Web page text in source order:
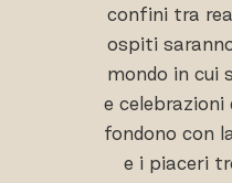
confini tra
ospiti
mondo in cui
e
fondono con
e i piaceri